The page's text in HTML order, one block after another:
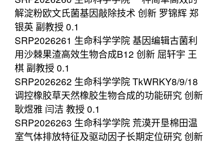
解淀粉欧文氏菌基因敲除技术 创新 罗锦辉 郑
银英 副教授 0.1
SRP2026261 生命科学学院 基因编辑古菌利
用沙棘果渣高效生物合成B12 创新 屈轩宇 王
棋 副教授 0.1
SRP2026262 生命科学学院 TkWRKY8/9/18
调控橡胶草天然橡胶生物合成的功能研究 创新
耿煜雅 闫洁 教授 0.1
SRP2026263 生命科学学院 荒漠开垦棉田温
室气体排放特征及驱动因子长期定位研究 创新